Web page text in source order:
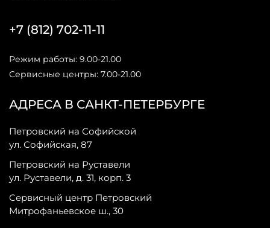
АДРЕСА В САНКТ-ПЕТЕРБУРГЕ
Петровский на Софийской
ул. Софийская, 87
Петровский на Руставели
ул. Руставели, д. 31, корп. 3
Сервисный центр Петровский
Митрофаньевское ш., 30
+7 (812) 702-11-11
Режим работы: 9.00-21.00
Сервисные центры: 7.00-21.00